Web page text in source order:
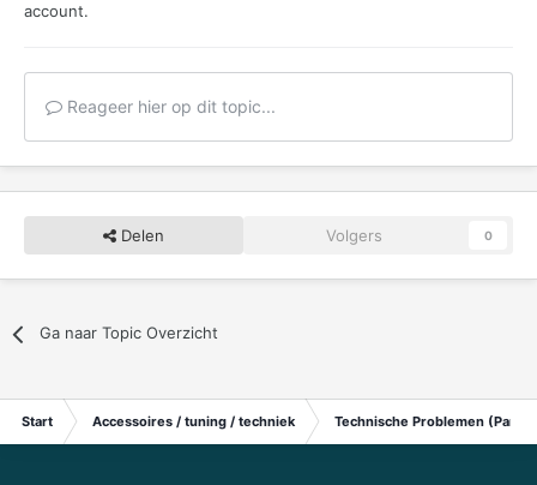
account.
Reageer hier op dit topic...
Delen Volgers 0
Ga naar Topic Overzicht
Start Accessoires / tuning / techniek Technische Problemen